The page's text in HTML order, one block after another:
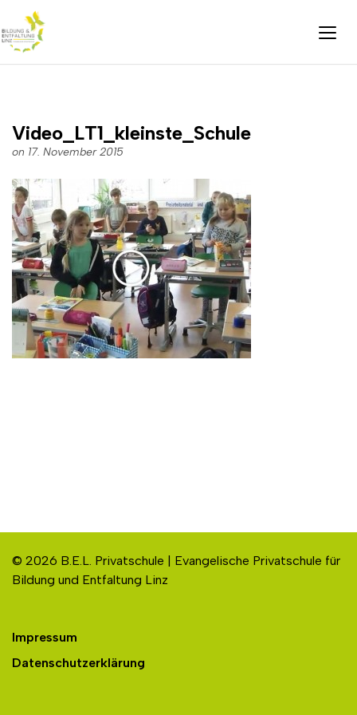
Video_LT1_kleinste_Schule
on 17. November 2015
© 2026 B.E.L. Privatschule | Evangelische Privatschule für
Bildung und Entfaltung Linz
Impressum
Datenschutzerklärung